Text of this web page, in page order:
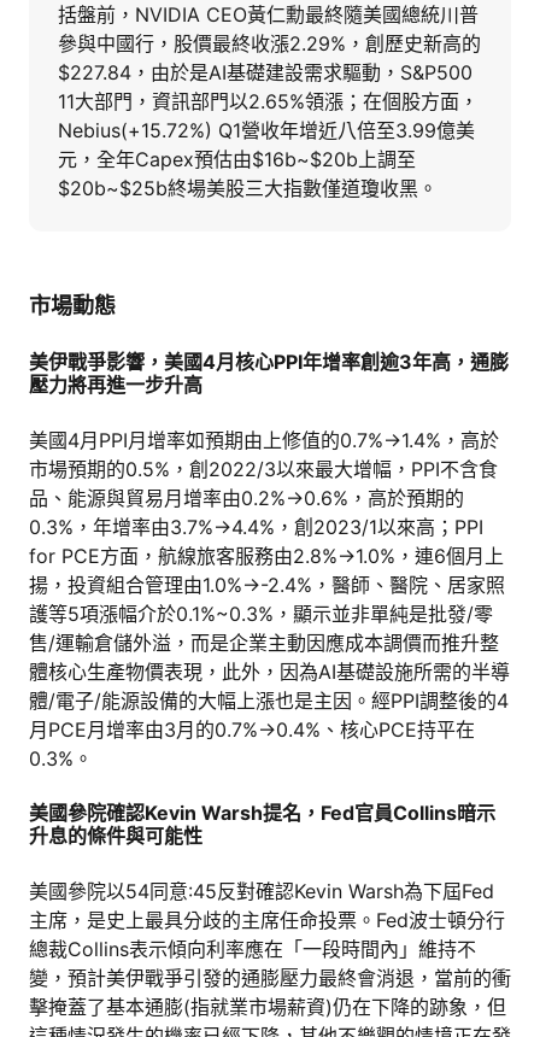
括盤前，NVIDIA CEO黃仁勳最終隨美國總統川普
參與中國行，股價最終收漲2.29%，創歷史新高的
$227.84，由於是AI基礎建設需求驅動，S&P500
11大部門，資訊部門以2.65%領漲；在個股方面，
Nebius(+15.72%) Q1營收年增近八倍至3.99億美
元，全年Capex預估由$16b~$20b上調至
$20b~$25b終場美股三大指數僅道瓊收黑。
市場動態
美伊戰爭影響，美國4月核心PPI年增率創逾3年高，通膨
壓力將再進一步升高
美國4月PPI月增率如預期由上修值的0.7%→1.4%，高於
市場預期的0.5%，創2022/3以來最大增幅，PPI不含食
品、能源與貿易月增率由0.2%→0.6%，高於預期的
0.3%，年增率由3.7%→4.4%，創2023/1以來高；PPI
for PCE方面，航線旅客服務由2.8%→1.0%，連6個月上
揚，投資組合管理由1.0%→-2.4%，醫師、醫院、居家照
護等5項漲幅介於0.1%~0.3%，顯示並非單純是批發/零
售/運輸倉儲外溢，而是企業主動因應成本調價而推升整
體核心生產物價表現，此外，因為AI基礎設施所需的半導
體/電子/能源設備的大幅上漲也是主因。經PPI調整後的4
月PCE月增率由3月的0.7%→0.4%、核心PCE持平在
0.3%。
美國參院確認Kevin Warsh提名，Fed官員Collins暗示
升息的條件與可能性
美國參院以54同意:45反對確認Kevin Warsh為下屆Fed
主席，是史上最具分歧的主席任命投票。Fed波士頓分行
總裁Collins表示傾向利率應在「一段時間內」維持不
變，預計美伊戰爭引發的通膨壓力最終會消退，當前的衝
擊掩蓋了基本通膨(指就業市場薪資)仍在下降的跡象，但